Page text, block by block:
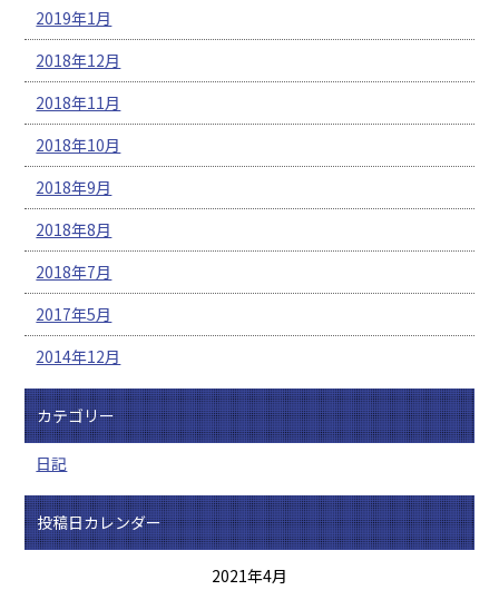
2019年1月
2018年12月
2018年11月
2018年10月
2018年9月
2018年8月
2018年7月
2017年5月
2014年12月
カテゴリー
日記
投稿日カレンダー
2021年4月